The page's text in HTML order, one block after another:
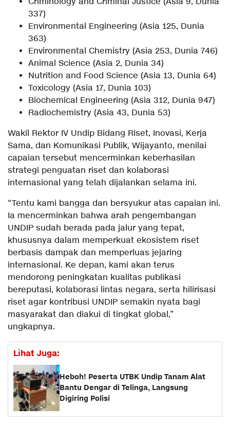
337)
Environmental Engineering (Asia 125, Dunia
363)
Environmental Chemistry (Asia 253, Dunia 746)
Animal Science (Asia 2, Dunia 34)
Nutrition and Food Science (Asia 13, Dunia 64)
Toxicology (Asia 17, Dunia 103)
Biochemical Engineering (Asia 312, Dunia 947)
Radiochemistry (Asia 43, Dunia 53)
Wakil Rektor IV Undip Bidang Riset, Inovasi, Kerja
Sama, dan Komunikasi Publik, Wijayanto, menilai
capaian tersebut mencerminkan keberhasilan
strategi penguatan riset dan kolaborasi
internasional yang telah dijalankan selama ini.
“Tentu kami bangga dan bersyukur atas capaian ini.
Ia mencerminkan bahwa arah pengembangan
UNDIP sudah berada pada jalur yang tepat,
khususnya dalam memperkuat ekosistem riset
berbasis dampak dan memperluas jejaring
internasional. Ke depan, kami akan terus
mendorong peningkatan kualitas publikasi
bereputasi, kolaborasi lintas negara, serta hilirisasi
riset agar kontribusi UNDIP semakin nyata bagi
masyarakat dan diakui di tingkat global,”
ungkapnya.
Lihat Juga:
Heboh! Peserta UTBK Undip Tanam Alat
Bantu Dengar di Telinga, Langsung
Digiring Polisi